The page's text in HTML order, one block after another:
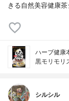
きる自然美容健康
ハーブ健康
黒モリモリ
シルシル